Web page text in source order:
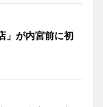
」が内宮前に初